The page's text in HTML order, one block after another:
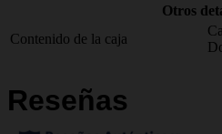
Otros
Contenido de la caja